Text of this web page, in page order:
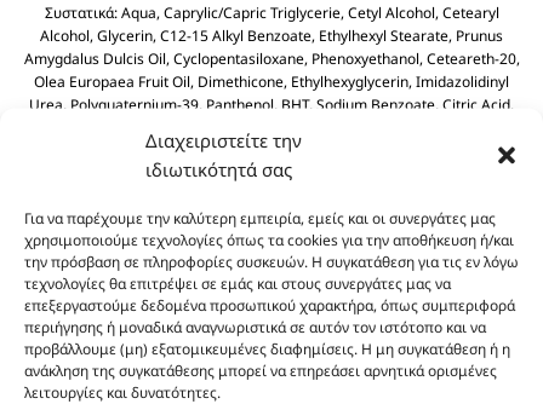
Διαχειριστείτε την
ιδιωτικότητά σας
Για να παρέχουμε την καλύτερη εμπειρία, εμείς και οι συνεργάτες μας
χρησιμοποιούμε τεχνολογίες όπως τα cookies για την αποθήκευση ή/και
την πρόσβαση σε πληροφορίες συσκευών. Η συγκατάθεση για τις εν λόγω
τεχνολογίες θα επιτρέψει σε εμάς και στους συνεργάτες μας να
επεξεργαστούμε δεδομένα προσωπικού χαρακτήρα, όπως συμπεριφορά
περιήγησης ή μοναδικά αναγνωριστικά σε αυτόν τον ιστότοπο και να
προβάλλουμε (μη) εξατομικευμένες διαφημίσεις. Η μη συγκατάθεση ή η
ανάκληση της συγκατάθεσης μπορεί να επηρεάσει αρνητικά ορισμένες
λειτουργίες και δυνατότητες.
Συστατικά:Aqua, Caprylic/Capric Triglycerie, Cetyl Alcohol, Cetearyl
Alcohol, Glycerin, C12-15 Alkyl Benzoate, Ethylhexyl Stearate, Prunus
Amygdalus Dulcis Oil, Cyclopentasiloxane, Phenoxyethanol, Ceteareth-20,
Olea Europaea Fruit Oil, Dimethicone, Ethylhexyglycerin, Imidazolidinyl
Urea, Polyquaternium-39, Panthenol, BHT, Sodium Benzoate, Citric Acid.
Οι φωτογραφίες των προϊόντων είναι ενδεικτικές
και δεν είναι προς πώληση το εικονιζόμενο προϊόν.
Σκοπός τους είναι η διευκόλυνση της επιλογής σας.
Σε καμία περίπτωση δεν αντιστοιχούν στα